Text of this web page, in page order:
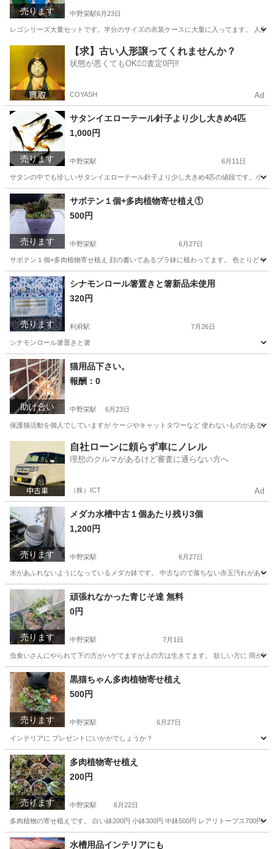
売ります 中野栄駅6月23日
レゴシリーズ大量セットです。半分のサイズの衣装ケースに大量に入ってます。 人
中野栄駅 ミニカー
【求】古い人形譲ってくれませんか？
状態が悪くてもOK🙆‍♀️査定0円‼️
COYASH Ad
売ります
サタンイエローテール針子より少し大きめ4匹
1,000円
中野栄駅 6月11日
サタンの中でも珍しいサタンイエローテール針子より少し大きめ4匹の値段です。小
宮城 塩竈市 中野栄駅 その他
売ります
サボテン１個+多肉植物寄せ植え①
500円
中野栄駅 6月27日
サボテン１個+多肉植物寄せ植え 顔の書いてあるプラ鉢に植わってます。 色とりどり
宮城 塩竈市 中野栄駅 家庭用品 サボテン
売ります
シナモンロール箸置きと箸新品未使用
320円
利府駅 7月26日
シナモンロール箸置きと箸
宮城 塩竈市 利府駅
助け合い
猫用品下さい。
報酬：0
中野栄駅 6月23日
保護猫活動を個人でしていますが ケージやキャットタワーなど 使わないものがある
中野栄駅 買いたい/ください ミルク
自社ローンに頼らず車にノレル
理想のクルマがあるけど審査に通らない方へ
（株）ICT Ad
売ります
メダカ水槽中古１個あたり残り3個
1,200円
中野栄駅 6月27日
水があふれないようになっているメダカ鉢です。 中古なので落ちない赤玉汚れがあり
宮城 塩竈市 中野栄駅 その他 メダカ
売ります
頑張れなかった青じそ達 無料
0円
中野栄駅 7月1日
虫食いさんにやられて下の方がハゲてますが上の方は生きてます。 欲しい方に 雨が
宮城 塩竈市 中野栄駅 家庭用品
売ります
黒猫ちゃん多肉植物寄せ植え
500円
中野栄駅 6月27日
インテリアに プレゼントにいかがでしょうか？
宮城 塩竈市 中野栄駅 家庭用品
売ります
多肉植物寄せ植え
200円
中野栄駅 6月22日
多肉植物の寄せ植えです。 白い鉢200円 小鉢300円 中鉢500円 レアリトープス700円
宮城 塩竈市 中野栄駅 その他 多肉植物
水槽用品インテリアにも